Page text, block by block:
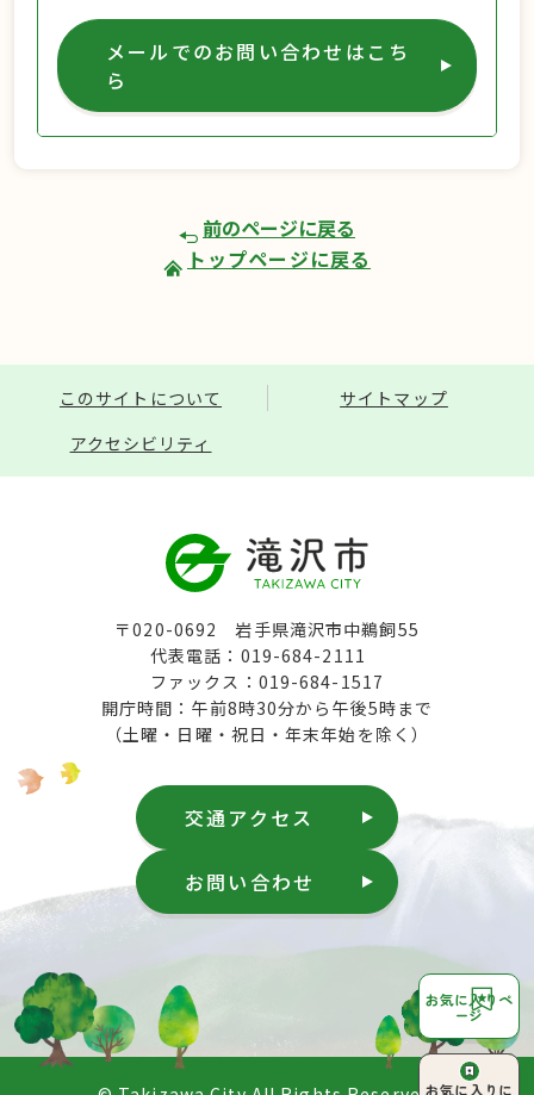
お気に入りペ
ージ
お気に入りに
メールでのお問い合わせはこち
ら
前のページに戻る
トップページに戻る
このサイトについて
サイトマップ
アクセシビリティ
〒020-0692 岩手県滝沢市中鵜飼55
代表電話：019-684-2111
ファックス：019-684-1517
開庁時間：午前8時30分から午後5時まで
（土曜・日曜・祝日・年末年始を除く）
交通アクセス
お問い合わせ
ページ上部へ